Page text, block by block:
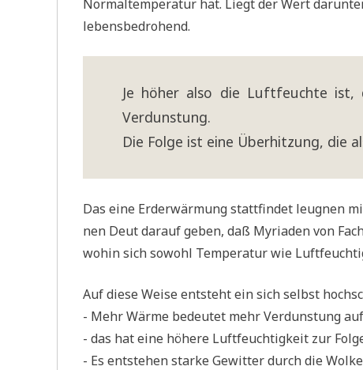
Nor­mal­tem­pe­ra­tur hat. Liegt der Wert
lebensbedrohend.
Je höher also die Luft­feuch­te ist,
Verdunstung.
Die Fol­ge ist eine Über­hit­zung, die
Das eine Erd­er­wär­mung statt­fin­det leug­nen
nen Deut dar­auf geben, daß Myria­den von
wohin sich sowohl Tem­pe­ra­tur wie
Auf die­se Wei­se ent­steht ein sich selbst
- Mehr Wär­me bedeu­tet mehr Ver­dun­stung
- das hat eine höhe­re Luft­feuch­tig­keit zur
- Es ent­ste­hen star­ke Gewit­ter durch die